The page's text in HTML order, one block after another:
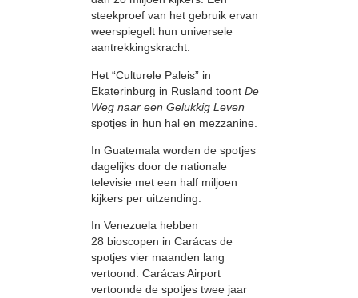
steekproef van het gebruik ervan
weerspiegelt hun universele
aantrekkingskracht:
Het “Culturele Paleis” in
Ekaterinburg in Rusland toont De
Weg naar een Gelukkig Leven
spotjes in hun hal en mezzanine.
In Guatemala worden de spotjes
dagelijks door de nationale
televisie met een half miljoen
kijkers per uitzending.
In Venezuela hebben
28 bioscopen in Carácas de
spotjes vier maanden lang
vertoond. Carácas Airport
vertoonde de spotjes twee jaar